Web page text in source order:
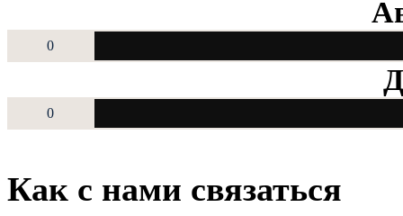
0
0
Как с нами связаться